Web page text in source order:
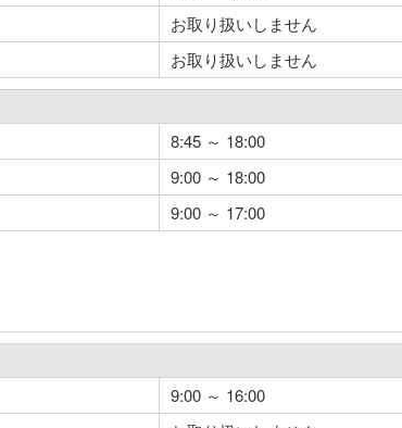
お取り扱いしません
お取り扱いしません
8:45 ～ 18:00
9:00 ～ 18:00
9:00 ～ 17:00
9:00 ～ 16:00